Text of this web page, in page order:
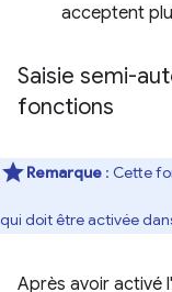
acceptent
Saisie semi-
fonctions
Remarque : Cette
qui doit être activée
Après avoir activé